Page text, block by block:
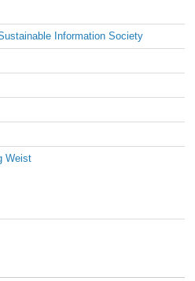
Information Society
Weist